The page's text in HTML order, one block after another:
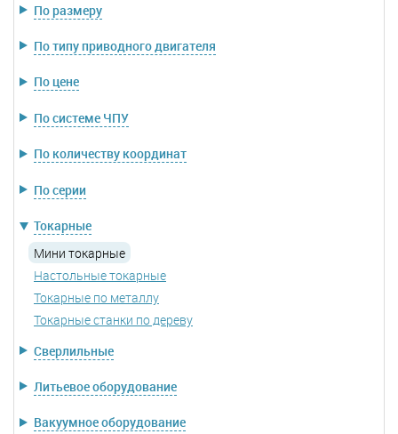
По размеру
По типу приводного двигателя
По цене
По системе ЧПУ
По количеству координат
По серии
Токарные
Мини токарные
Настольные токарные
Токарные по металлу
Токарные станки по дереву
Сверлильные
Литьевое оборудование
Вакуумное оборудование